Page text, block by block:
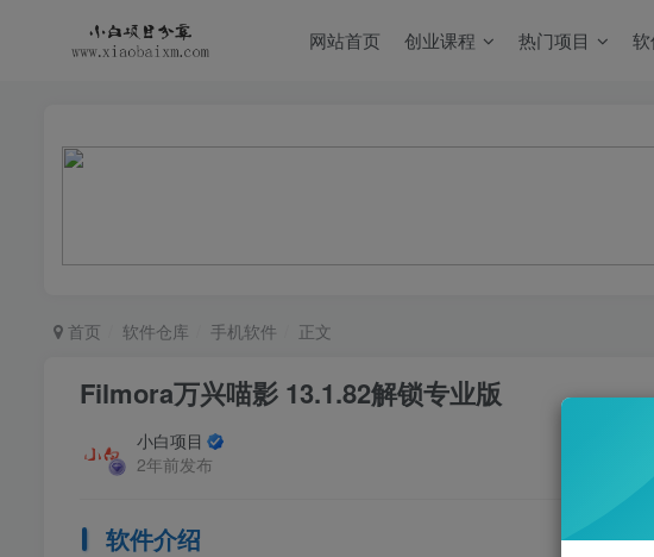
网站首页 创业课程 热门项目
首页 软件仓库 手机软件 正文
Filmora万兴喵影 13.1.82解锁专业版
小白项目
2年前发布
软件介绍